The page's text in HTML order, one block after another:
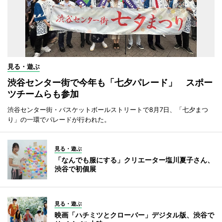
見る・遊ぶ
渋谷センター街で今年も「七夕パレード」 スポー
ツチームらも参加
渋谷センター街・バスケットボールストリートで8月7日、「七夕まつ
り」の一環でパレードが行われた。
見る・遊ぶ
「なんでも服にする」クリエーター塩川夏子さん、
渋谷で初個展
見る・遊ぶ
映画「ハチミツとクローバー」デジタル版、渋谷で